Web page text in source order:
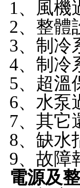
1、風機
2、整體
3、制冷
4、制冷
5、超溫
6、水泵
7、其它
8、缺水
9、故障
電源及